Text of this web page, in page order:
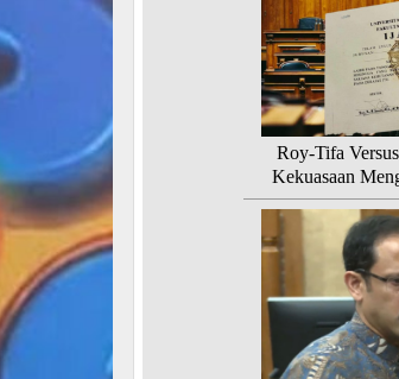
Roy-Tifa
Kekuasaan